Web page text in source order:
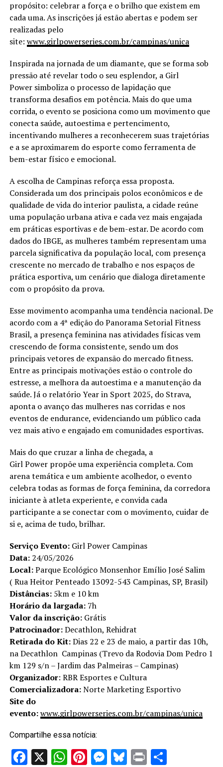
propósito: celebrar a força e o brilho que existem em
cada uma. As inscrições já estão abertas e podem ser
realizadas pelo
site: www.girlpowerseries.com.br/campinas/unica
Inspirada na jornada de um diamante, que se forma sob
pressão até revelar todo o seu esplendor, a Girl
Power simboliza o processo de lapidação que
transforma desafios em potência. Mais do que uma
corrida, o evento se posiciona como um movimento que
conecta saúde, autoestima e pertencimento,
incentivando mulheres a reconhecerem suas trajetórias
e a se aproximarem do esporte como ferramenta de
bem-estar físico e emocional.
A escolha de Campinas reforça essa proposta.
Considerada um dos principais polos econômicos e de
qualidade de vida do interior paulista, a cidade reúne
uma população urbana ativa e cada vez mais engajada
em práticas esportivas e de bem-estar. De acordo com
dados do IBGE, as mulheres também representam uma
parcela significativa da população local, com presença
crescente no mercado de trabalho e nos espaços de
prática esportiva, um cenário que dialoga diretamente
com o propósito da prova.
Esse movimento acompanha uma tendência nacional. De
acordo com a 4ª edição do Panorama Setorial Fitness
Brasil, a presença feminina nas atividades físicas vem
crescendo de forma consistente, sendo um dos
principais vetores de expansão do mercado fitness.
Entre as principais motivações estão o controle do
estresse, a melhora da autoestima e a manutenção da
saúde. Já o relatório Year in Sport 2025, do Strava,
aponta o avanço das mulheres nas corridas e nos
eventos de endurance, evidenciando um público cada
vez mais ativo e engajado em comunidades esportivas.
Mais do que cruzar a linha de chegada, a
Girl Power propõe uma experiência completa. Com
arena temática e um ambiente acolhedor, o evento
celebra todas as formas de força feminina, da corredora
iniciante à atleta experiente, e convida cada
participante a se conectar com o movimento, cuidar de
si e, acima de tudo, brilhar.
ServiçoEvento:Girl Power Campinas
Data: 24/05/2026
Local:Parque Ecológico Monsenhor Emílio José Salim
( Rua Heitor Penteado 13092-543 Campinas, SP, Brasil)
Distâncias:5km e 10 km
Horário da largada:7h
Valor da inscrição:Grátis
Patrocinador:Decathlon, Rehidrat
Retirada do Kit:Dias 22 e 23 de maio, a partir das 10h,
na Decathlon Campinas (Trevo da Rodovia Dom Pedro 1
km 129 s/n – Jardim das Palmeiras – Campinas)
Organizador: RBR Esportes e Cultura
Comercializadora:Norte Marketing Esportivo
Site do
evento:www.girlpowerseries.com.br/campinas/unica
Compartilhe essa notícia:
Facebook
X WhatsApp
Pinterest
Messenger
Bluesky
PrintShare